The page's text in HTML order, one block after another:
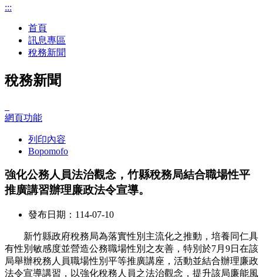
:::
首頁
訊息專區
稅務新聞
稅務新聞
網頁功能
列印內容
Bopomofo
強化公務人員法治觀念，竹縣稅務局結合職場性平
推廣講習辦理廉政法令宣導。
發布日期：114-07-10
新竹縣政府稅務局為落實性別主流化之推動，培養同仁具
有性別敏感度並營造公務職場性別之友善，特別於7月9日在該
局舉辦稅務人員職場性別平等推廣講座，活動並結合辦理廉政
法令宣導講習，以強化稅務人員之法治觀念，提升該局廉能風